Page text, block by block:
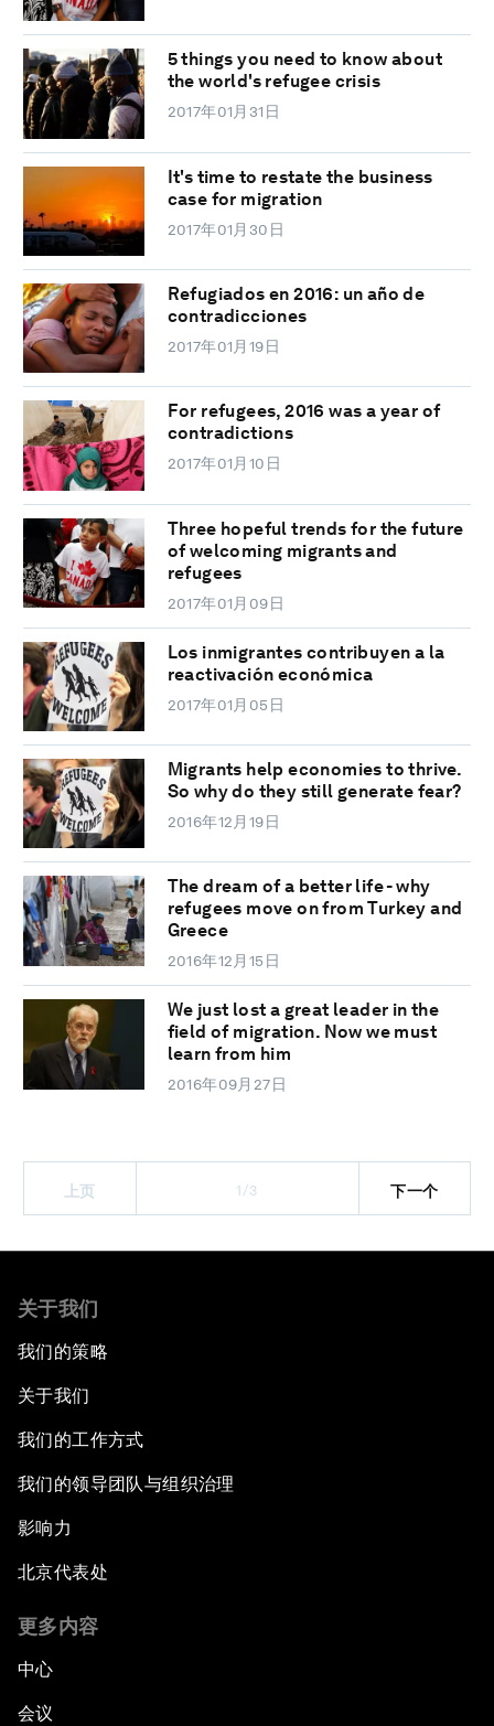
5 things you need to know about
the world's refugee crisis
2017年01月31日
It's time to restate the business
case for migration
2017年01月30日
Refugiados en 2016: un año de
contradicciones
2017年01月19日
For refugees, 2016 was a year of
contradictions
2017年01月10日
Three hopeful trends for the future
of welcoming migrants and
refugees
2017年01月09日
Los inmigrantes contribuyen a la
reactivación económica
2017年01月05日
Migrants help economies to thrive.
So why do they still generate fear?
2016年12月19日
The dream of a better life - why
refugees move on from Turkey and
Greece
2016年12月15日
We just lost a great leader in the
field of migration. Now we must
learn from him
2016年09月27日
上页 1/3 下一个
关于我们
我们的策略
关于我们
我们的工作方式
我们的领导团队与组织治理
影响力
北京代表处
更多内容
中心
会议